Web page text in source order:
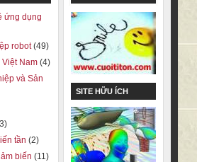
ứng dụng
robot(49)
Nam (4)
và Sản
tần (2)
biến (11)
SITE HỮU ÍCH